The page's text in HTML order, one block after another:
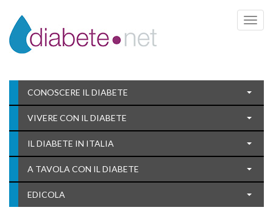
Toggle
CONOSCERE IL DIABETE
VIVERE CON IL DIABETE
IL DIABETE IN ITALIA
A TAVOLA CON IL DIABETE
EDICOLA